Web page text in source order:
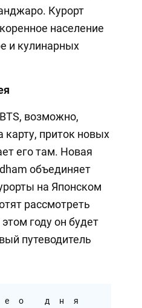
Курорт
население
и кулинарных
возможно,
карту, приток новых
его там. Новая
объединяет
на Японском
рассмотреть
году он будет
путеводитель
дня